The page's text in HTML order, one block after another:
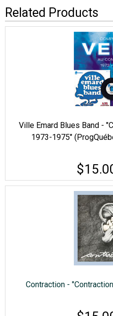
Related Products
Ville Emard Blues Band -
1973-1975"
Contraction -